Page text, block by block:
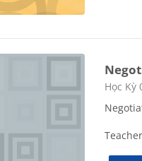
Course
Học Kỳ